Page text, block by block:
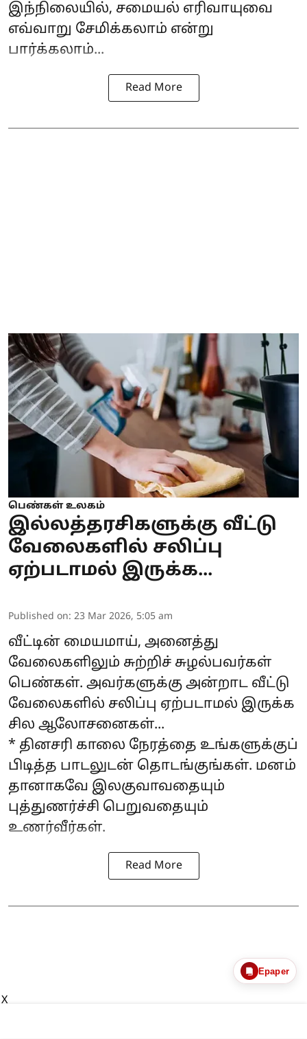
இந்நிலையில், சமையல் எரிவாயுவை
எவ்வாறு சேமிக்கலாம் என்று
பார்க்கலாம்...
Read More
பெண்கள் உலகம்
இல்லத்தரசிகளுக்கு வீட்டு
வேலைகளில் சலிப்பு
ஏற்படாமல் இருக்க...
Published on: 23 Mar 2026, 5:05 am
வீட்டின் மையமாய், அனைத்து
வேலைகளிலும் சுற்றிச் சுழல்பவர்கள்
பெண்கள். அவர்களுக்கு அன்றாட வீட்டு
வேலைகளில் சலிப்பு ஏற்படாமல் இருக்க
சில ஆலோசனைகள்...
* தினசரி காலை நேரத்தை உங்களுக்குப்
பிடித்த பாடலுடன் தொடங்குங்கள். மனம்
தானாகவே இலகுவாவதையும்
புத்துணர்ச்சி பெறுவதையும்
உணர்வீர்கள்.
Read More
Epaper
X